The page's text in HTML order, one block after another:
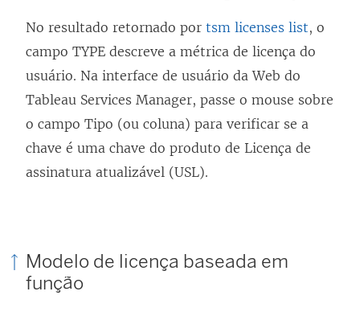
No resultado retornado por tsm licenses list, o
campo TYPE descreve a métrica de licença do
usuário. Na interface de usuário da Web do
Tableau Services Manager, passe o mouse sobre
o campo Tipo (ou coluna) para verificar se a
chave é uma chave do produto de Licença de
assinatura atualizável (USL).
Modelo de licença baseada em
função